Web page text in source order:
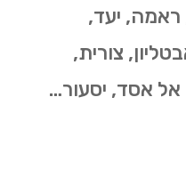
ראמה, יעד,
צורית,
אל אסד, יסעור…